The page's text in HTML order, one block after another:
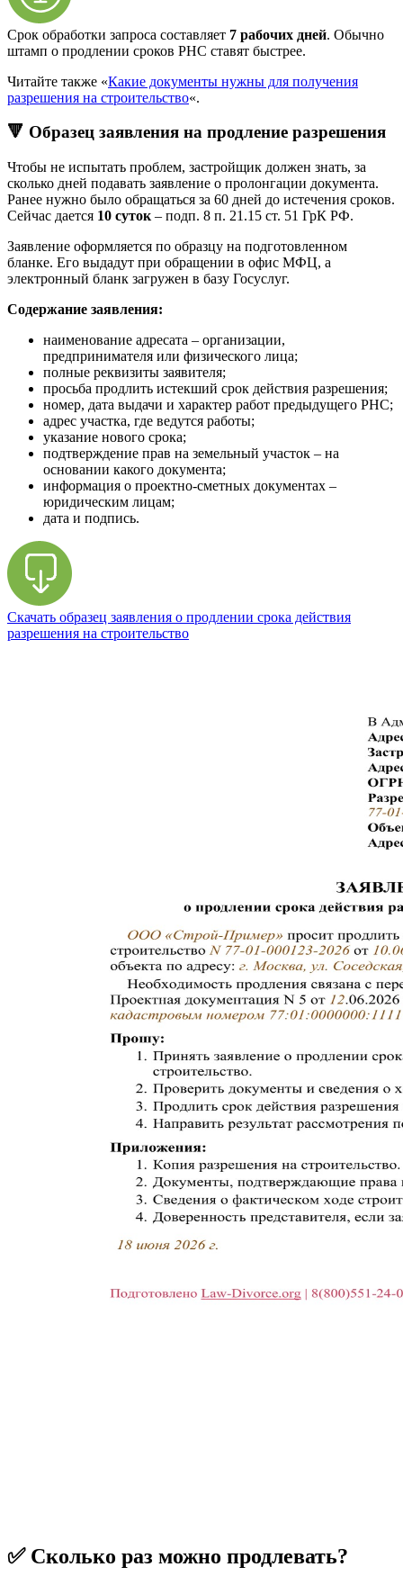
Срок обработки запроса составляет 7 рабочих дней. Обычно
штамп о продлении сроков РНС ставят быстрее.
Читайте также «Какие документы нужны для получения
разрешения на строительство«.
🔻 Образец заявления на продление разрешения
Чтобы не испытать проблем, застройщик должен знать, за
сколько дней подавать заявление о пролонгации документа.
Ранее нужно было обращаться за 60 дней до истечения сроков.
Сейчас дается 10 суток – подп. 8 п. 21.15 ст. 51 ГрК РФ.
Заявление оформляется по образцу на подготовленном
бланке. Его выдадут при обращении в офис МФЦ, а
электронный бланк загружен в базу Госуслуг.
Содержание заявления:
наименование адресата – организации,
предпринимателя или физического лица;
полные реквизиты заявителя;
просьба продлить истекший срок действия разрешения;
номер, дата выдачи и характер работ предыдущего РНС;
адрес участка, где ведутся работы;
указание нового срока;
подтверждение прав на земельный участок – на
основании какого документа;
информация о проектно-сметных документах –
юридическим лицам;
дата и подпись.
Скачать образец заявления о продлении срока действия
разрешения на строительство
✅ Сколько раз можно продлевать?